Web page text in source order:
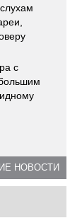
с
НОВОСТИ